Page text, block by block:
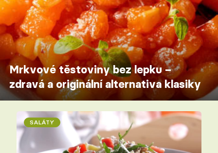
Mrkvové těstoviny bez lepku –
zdravá a originální alternativa klasiky
SALÁTY